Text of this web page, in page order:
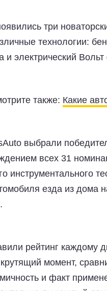
три
технологии:
и электрический
также: Какие
выбрали
всех 31
инструментального
езда из дома
рейтинг каждому
момент,
и факт